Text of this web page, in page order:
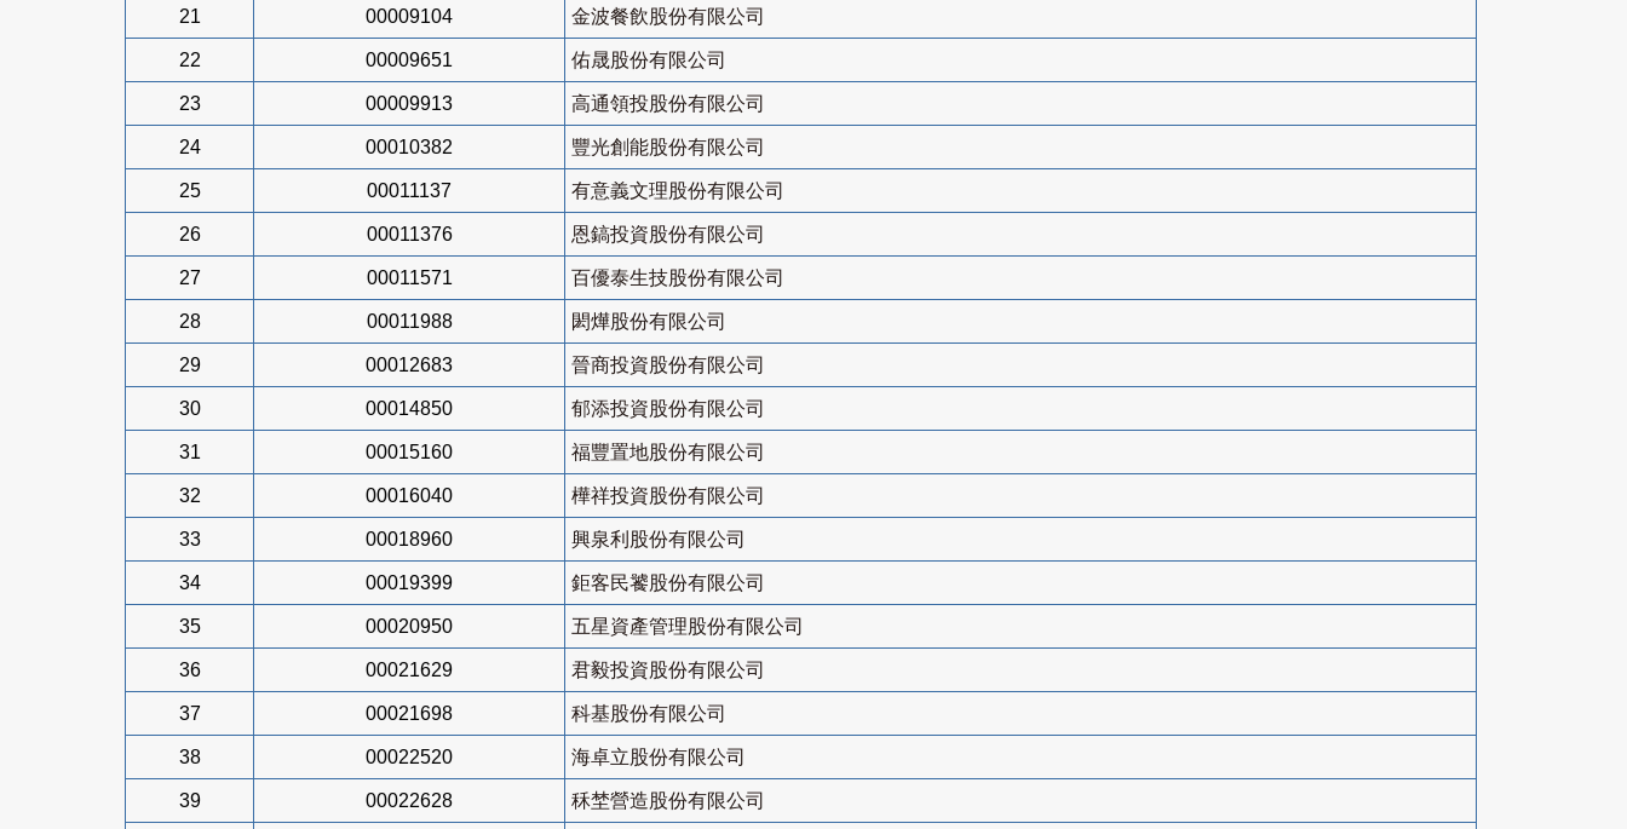
21 00009104 金波餐飲股份有限公司
22 00009651 佑晟股份有限公司
23 00009913 高通領投股份有限公司
24 00010382 豐光創能股份有限公司
25 00011137 有意義文理股份有限公司
26 00011376 恩鎬投資股份有限公司
27 00011571 百優泰生技股份有限公司
28 00011988 閎燁股份有限公司
29 00012683 晉商投資股份有限公司
30 00014850 郁添投資股份有限公司
31 00015160 福豐置地股份有限公司
32 00016040 樺祥投資股份有限公司
33 00018960 興泉利股份有限公司
34 00019399 鉅客民饕股份有限公司
35 00020950 五星資產管理股份有限公司
36 00021629 君毅投資股份有限公司
37 00021698 科基股份有限公司
38 00022520 海卓立股份有限公司
39 00022628 秝埜營造股份有限公司